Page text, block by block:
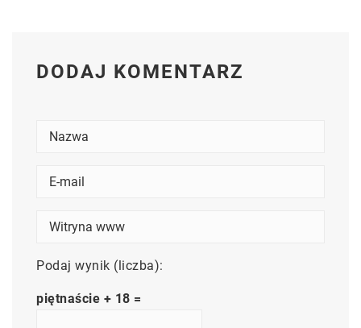
DODAJ KOMENTARZ
Podaj wynik (liczba):
piętnaście + 18 =